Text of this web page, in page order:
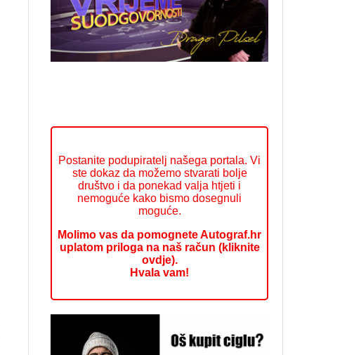
Postanite podupiratelj našega portala. Vi
ste dokaz da možemo stvarati bolje
društvo i da ponekad valja htjeti i
nemoguće kako bismo dosegnuli
moguće.
Molimo vas da pomognete Autograf.hr
uplatom priloga na naš račun (kliknite
ovdje).
Hvala vam!